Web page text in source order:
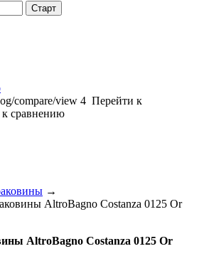
compare/view 4 Перейти к
к сравнению
→
AltroBagno Costanza 0125 Or
AltroBagno Costanza 0125 Or